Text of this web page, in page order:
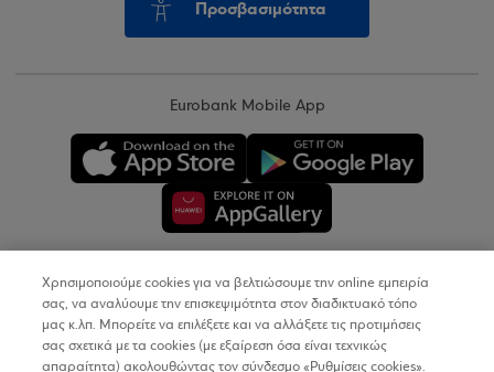
Προσβασιμότητα
Eurobank Mobile App
Copyright © 2026
Όροι Χρήσης
Χρησιμοποιούμε cookies για να βελτιώσουμε την online εμπειρία
σας, να αναλύουμε την επισκεψιμότητα στον διαδικτυακό τόπο
μας κ.λπ. Μπορείτε να επιλέξετε και να αλλάξετε τις προτιμήσεις
σας σχετικά με τα cookies (με εξαίρεση όσα είναι τεχνικώς
απαραίτητα) ακολουθώντας τον σύνδεσμο «Ρυθμίσεις cookies».